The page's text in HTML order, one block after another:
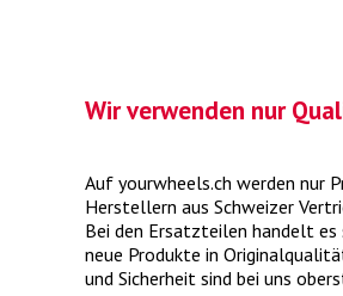
DAB+ nachrüsten: Das müssen
Sie wissen
Wir verwenden nur
Auf yourwheels.ch werden nur
Herstellern aus Schweizer
Bei den Ersatzteilen handelt es
neue Produkte in
und Sicherheit sind bei uns